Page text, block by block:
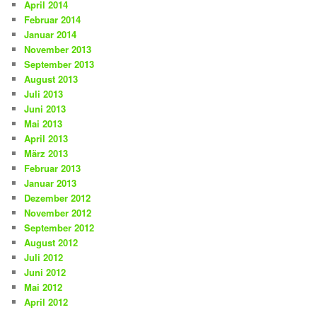
April 2014
Februar 2014
Januar 2014
November 2013
September 2013
August 2013
Juli 2013
Juni 2013
Mai 2013
April 2013
März 2013
Februar 2013
Januar 2013
Dezember 2012
November 2012
September 2012
August 2012
Juli 2012
Juni 2012
Mai 2012
April 2012